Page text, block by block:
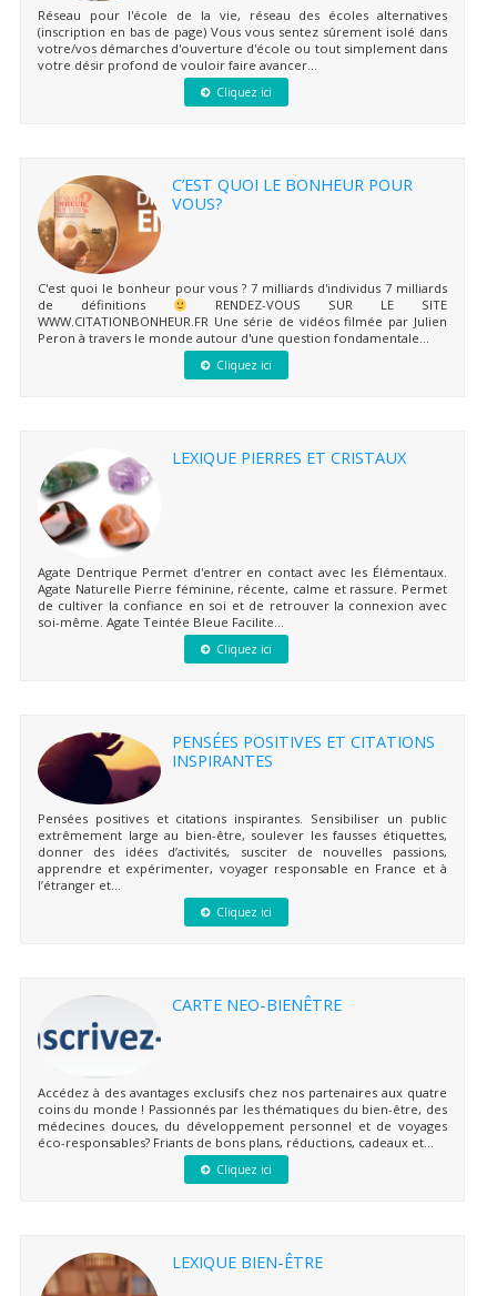
Réseau pour l'école de la vie, réseau des écoles alternatives
(inscription en bas de page) Vous vous sentez sûrement isolé dans
votre/vos démarches d'ouverture d'école ou tout simplement dans
votre désir profond de vouloir faire avancer...
Cliquez ici
C’EST QUOI LE BONHEUR POUR
VOUS?
C'est quoi le bonheur pour vous ? 7 milliards d'individus 7 milliards
de définitions
RENDEZ-VOUS SUR LE SITE
WWW.CITATIONBONHEUR.FR Une série de vidéos filmée par Julien
Peron à travers le monde autour d'une question fondamentale...
Cliquez ici
LEXIQUE PIERRES ET CRISTAUX
Agate Dentrique Permet d'entrer en contact avec les Élémentaux.
Agate Naturelle Pierre féminine, récente, calme et rassure. Permet
de cultiver la confiance en soi et de retrouver la connexion avec
soi-même. Agate Teintée Bleue Facilite...
Cliquez ici
PENSÉES POSITIVES ET CITATIONS
INSPIRANTES
Pensées positives et citations inspirantes. Sensibiliser un public
extrêmement large au bien-être, soulever les fausses étiquettes,
donner des idées d’activités, susciter de nouvelles passions,
apprendre et expérimenter, voyager responsable en France et à
l’étranger et...
Cliquez ici
CARTE NEO-BIENÊTRE
Accédez à des avantages exclusifs chez nos partenaires aux quatre
coins du monde ! Passionnés par les thématiques du bien-être, des
médecines douces, du développement personnel et de voyages
éco-responsables? Friants de bons plans, réductions, cadeaux et...
Cliquez ici
LEXIQUE BIEN-ÊTRE